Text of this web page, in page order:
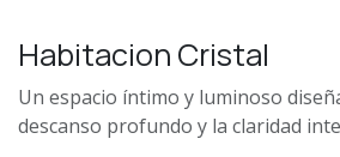
Habitacion Cristal
Un espacio íntimo y luminoso
descanso profundo y la claridad